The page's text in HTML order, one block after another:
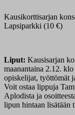
Kausikorttisarjan
Lapsiparkki (10 €)
Liput: Kausisarjan
maanantaina 2.12.
opiskelijat, työttömät
Voit ostaa lippuja
Aplodista ja
lipun hintaan lisätään